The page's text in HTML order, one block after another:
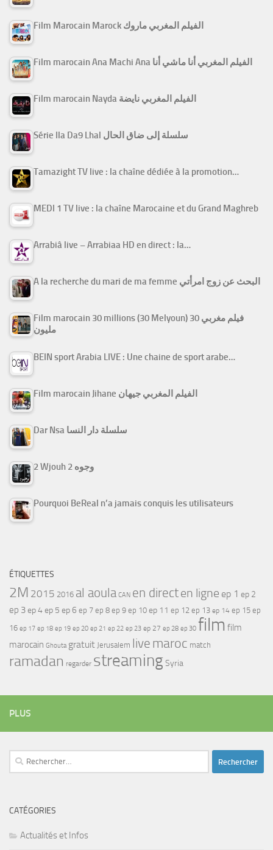
Film Marocain Marock الفيلم المغربي ماروك
Film marocain Ana Machi Ana الفيلم المغربي أنا ماشي أنا
Film marocain Nayda الفيلم المغربي نايضة
Série Ila Da9 Lhal سلسلة إلى ضاق الحال
Tamazight TV live : la chaîne dédiée à la promotion…
MEDI 1 TV live : la chaîne Marocaine et du Grand Maghreb
Arrabiâ live – Arrabiaa HD en direct : la…
A la recherche du mari de ma femme البحث عن زوج امرأتي
Film marocain 30 millions (30 Melyoun) فيلم مغربي 30
مليون
BEIN sport Arabia LIVE : Une chaine de sport arabe…
Film marocain Jihane الفيلم المغربي جيهان
Dar Nsa سلسلة دار النسا
2 Wjouh 2 وجوه
Pourquoi BeReal n’a jamais conquis les utilisateurs
ÉTIQUETTES
2M 2015 2016 al aoula CAN en directen ligne ep 1 ep 2
ep 3ep 4ep 5 ep 6 ep 7 ep 8 ep 9 ep 10 ep 11 ep 12 ep 13 ep 14 ep 15 ep
16 ep 17 ep 18 ep 19 ep 20 ep 21 ep 22 ep 23 ep 27 ep 28 ep 30 film film
marocain Ghouta gratuit Jerusalem live maroc match
ramadan regarder streamingSyria
PLUS
Rechercher :
CATÉGORIES
Actualités et Infos